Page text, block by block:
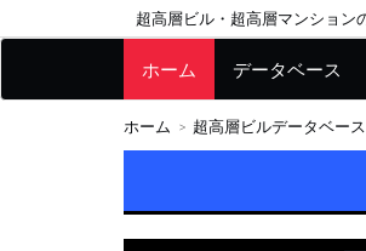
超高層ビル・超高層マンション
ホーム データベース
ホーム 超高層ビルデータベース